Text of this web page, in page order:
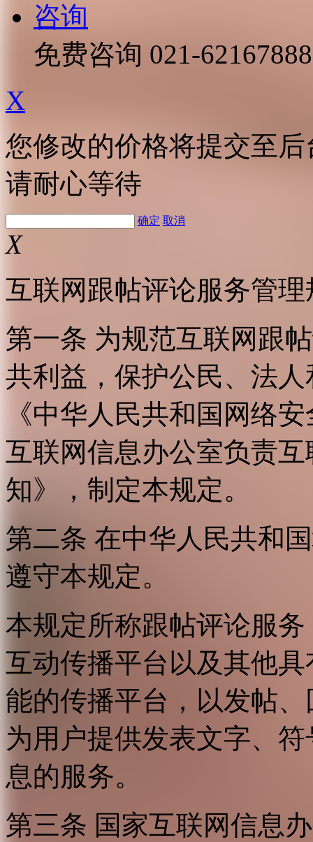
咨询
免费咨询 021-62167888
X
您修改的价格将提交至
请耐心等待
确定 取消
X
互联网跟帖评论服务管理
第一条 为规范互联网跟
共利益，保护公民、法
《中华人民共和国网络
互联网信息办公室负责
知》，制定本规定。
第二条 在中华人民共和
遵守本规定。
本规定所称跟帖评论服
互动传播平台以及其他
能的传播平台，以发帖
为用户提供发表文字、
息的服务。
第三条 国家互联网信息